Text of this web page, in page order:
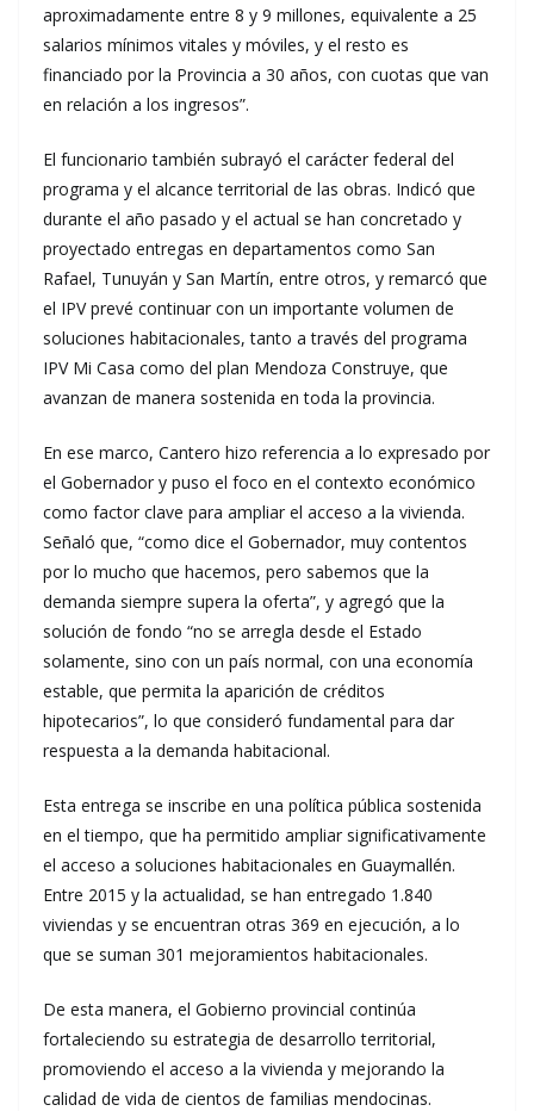
aproximadamente entre 8 y 9 millones, equivalente a 25
salarios mínimos vitales y móviles, y el resto es
financiado por la Provincia a 30 años, con cuotas que van
en relación a los ingresos”.
El funcionario también subrayó el carácter federal del
programa y el alcance territorial de las obras. Indicó que
durante el año pasado y el actual se han concretado y
proyectado entregas en departamentos como San
Rafael, Tunuyán y San Martín, entre otros, y remarcó que
el IPV prevé continuar con un importante volumen de
soluciones habitacionales, tanto a través del programa
IPV Mi Casa como del plan Mendoza Construye, que
avanzan de manera sostenida en toda la provincia.
En ese marco, Cantero hizo referencia a lo expresado por
el Gobernador y puso el foco en el contexto económico
como factor clave para ampliar el acceso a la vivienda.
Señaló que, “como dice el Gobernador, muy contentos
por lo mucho que hacemos, pero sabemos que la
demanda siempre supera la oferta”, y agregó que la
solución de fondo “no se arregla desde el Estado
solamente, sino con un país normal, con una economía
estable, que permita la aparición de créditos
hipotecarios”, lo que consideró fundamental para dar
respuesta a la demanda habitacional.
Esta entrega se inscribe en una política pública sostenida
en el tiempo, que ha permitido ampliar significativamente
el acceso a soluciones habitacionales en Guaymallén.
Entre 2015 y la actualidad, se han entregado 1.840
viviendas y se encuentran otras 369 en ejecución, a lo
que se suman 301 mejoramientos habitacionales.
De esta manera, el Gobierno provincial continúa
fortaleciendo su estrategia de desarrollo territorial,
promoviendo el acceso a la vivienda y mejorando la
calidad de vida de cientos de familias mendocinas.